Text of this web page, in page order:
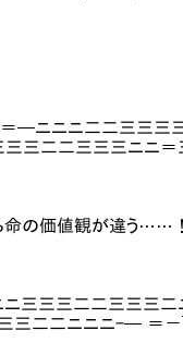
三三三三二
三三三ニニ＝三
￣ ￣二
￣ ￣二
￣
の価値観が
￣
＿二
_ - ニ＝
三二二三三三二
二ニニニ-─ ＝－